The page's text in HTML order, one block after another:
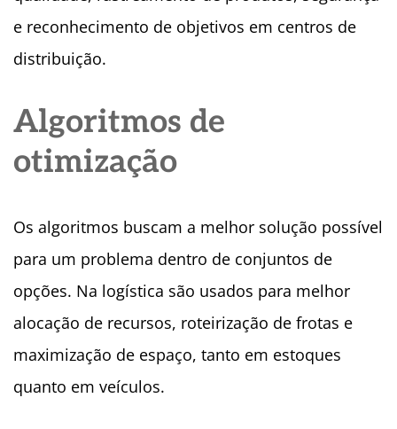
e reconhecimento de objetivos em centros de
distribuição.
Algoritmos de
otimização
Os algoritmos buscam a melhor solução possível
para um problema dentro de conjuntos de
opções. Na logística são usados para melhor
alocação de recursos, roteirização de frotas e
maximização de espaço, tanto em estoques
quanto em veículos.